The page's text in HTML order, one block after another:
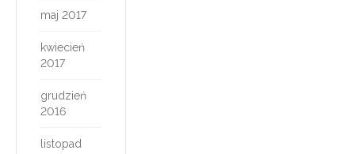
maj 2017
kwiecień
2017
grudzień
2016
listopad